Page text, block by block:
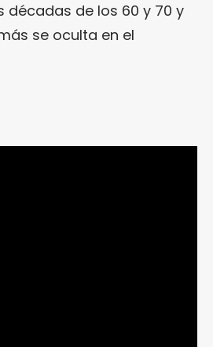
décadas de los 60 y 70 y
se oculta en el